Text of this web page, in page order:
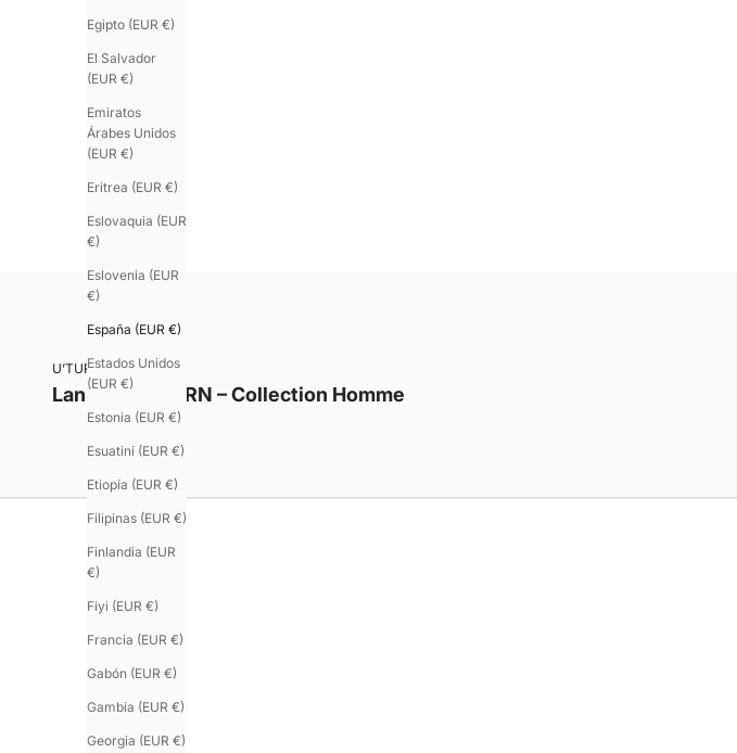
Egipto (EUR €)
El Salvador
(EUR €)
Emiratos
Árabes Unidos
(EUR €)
Eritrea (EUR €)
Eslovaquia (EUR
€)
Eslovenia (EUR
€)
España (EUR €)
Estados Unidos
(EUR €)
Estonia (EUR €)
Esuatini (EUR €)
Etiopía (EUR €)
Filipinas (EUR €)
Finlandia (EUR
€)
Fiyi (EUR €)
Francia (EUR €)
Gabón (EUR €)
Gambia (EUR €)
Georgia (EUR €)
U’TURN – Homme
Lanières U’TURN – Collection Homme